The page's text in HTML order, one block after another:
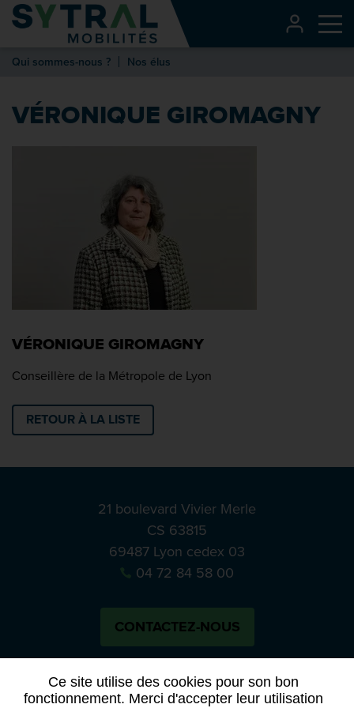
Ce site utilise des cookies pour son bon
fonctionnement. Merci d'accepter leur utilisation
Contenu
Entête de page
Recherche
Qui sommes-nous ? Nos élus
VÉRONIQUE GIROMAGNY
VÉRONIQUE GIROMAGNY
Conseillère de la Métropole de Lyon
RETOUR À LA LISTE
21 boulevard Vivier Merle
CS 63815
69487 Lyon cedex 03
04 72 84 58 00
CONTACTEZ-NOUS
BlueskyNotre